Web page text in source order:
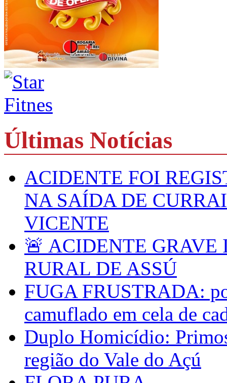
Últimas Notícias
ACIDENTE FOI
NA SAÍDA DE
VICENTE
🚨 ACIDENTE
RURAL DE ASSÚ
FUGA FRUSTRADA:
camuflado em cela de
Duplo Homicídio:
região do Vale do Açú